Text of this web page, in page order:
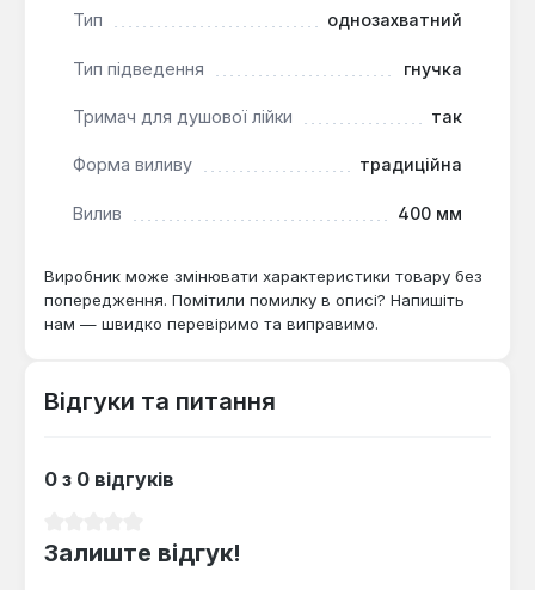
Тип однозахватний
Тип підведення гнучка
Тримач для душової лійки так
Форма виливу традиційна
Вилив 400 мм
Виробник може змінювати характеристики товару без
попередження. Помітили помилку в описі? Напишіть
нам — швидко перевіримо та виправимо.
Відгуки та питання
0 з 0 відгуків
Залиште відгук!